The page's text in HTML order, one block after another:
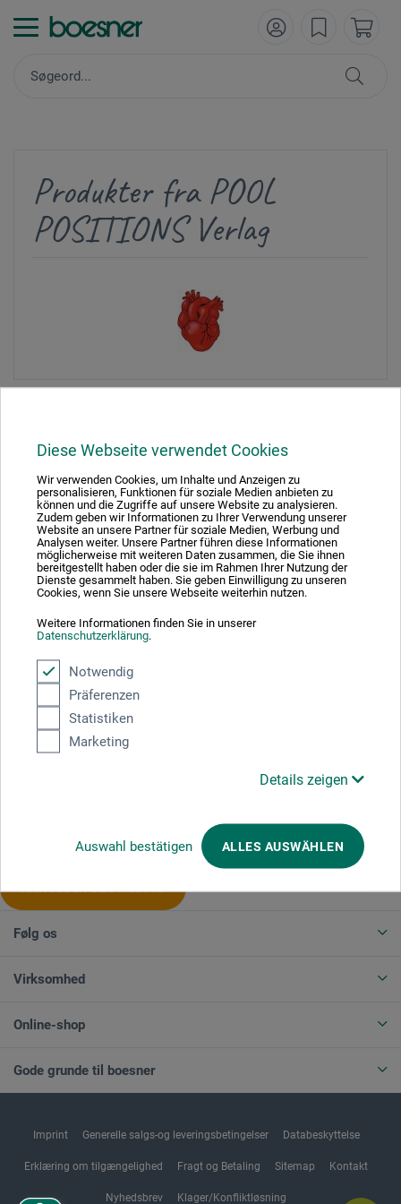
Diese Webseite verwendet Cookies
Wir verwenden Cookies, um Inhalte und Anzeigen zu
personalisieren, Funktionen für soziale Medien anbieten zu
können und die Zugriffe auf unsere Website zu analysieren.
Zudem geben wir Informationen zu Ihrer Verwendung unserer
Website an unsere Partner für soziale Medien, Werbung und
Analysen weiter. Unsere Partner führen diese Informationen
möglicherweise mit weiteren Daten zusammen, die Sie ihnen
bereitgestellt haben oder die sie im Rahmen Ihrer Nutzung der
Dienste gesammelt haben. Sie geben Einwilligung zu unseren
Cookies, wenn Sie unsere Webseite weiterhin nutzen.
Weitere Informationen finden Sie in unserer
Datenschutzerklärung.
Notwendig
Präferenzen
Statistiken
Marketing
Details zeigen
Auswahl bestätigen ALLES AUSWÄHLEN
Produkter fra POOL
POSITIONS Verlag
1
Absolut sikker
Betalingsmetoder
ANNULLER BESTILLING
Følg os
Virksomhed
Online-shop
Gode grunde til boesner
Imprint Generelle salgs-og leveringsbetingelser Databeskyttelse
Erklæring om tilgængelighed Fragt og Betaling Sitemap Kontakt
Nyhedsbrev Klager/Konfliktløsning